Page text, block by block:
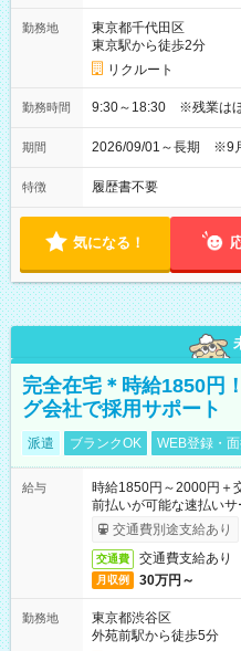
勤務地
東京都千代田区
東京駅から徒歩2分
リクルート
勤務時間 9:30～18:30 ※残業はほ
期間 2026/09/01～長期 ※9
特徴 履歴書不要
気になる！
完全在宅＊時給1850円
グ会社で採用サポート
派遣 ブランクOK WEB登録・
給与
時給1850円～2000円
前払いが可能な速払いサ
交通費別途支給あり
交通費 交通費支給あり
月収例 30万円～
勤務地
東京都渋谷区
外苑前駅から徒歩5分